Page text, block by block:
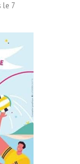
le 7